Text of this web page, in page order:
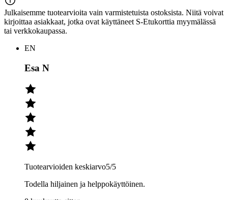
Julkaisemme tuotearvioita vain varmistetuista ostoksista. Niitä voivat
kirjoittaa asiakkaat, jotka ovat käyttäneet S-Etukorttia myymälässä
tai verkkokaupassa.
EN
Esa N
Tuotearvioiden keskiarvo5/5
Todella hiljainen ja helppokäyttöinen.